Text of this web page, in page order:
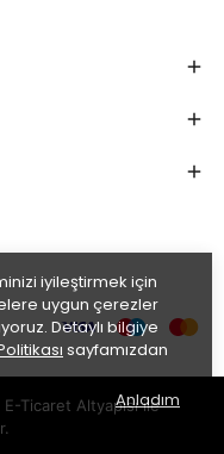
iyileştirmek için
uygun çerezler
Detaylı bilgiye
sayfamızdan
Anladım
E-Ticaret Altyapısı ile